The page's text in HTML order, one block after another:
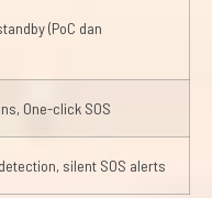
(PoC dan
One-click SOS
silent SOS alerts